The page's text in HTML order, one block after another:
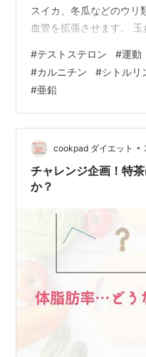
スイカ、冬瓜などのウリ
血管を拡張させます。
多く、テストステロンの
で、おすすめです。
#テストステロン #運動
#カルニチン #シトルリ
#亜鉛
cookpad ダイエット •
チャレンジ企画！特
か？